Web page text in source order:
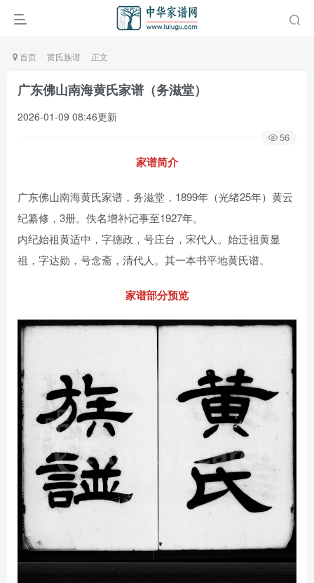
首页 黄氏族谱 正文
广东佛山南海黄氏家谱（务滋堂）
2026-01-09 08:46更新
56
家谱简介
广东佛山南海黄氏家谱，务滋堂，1899年（光绪25年）黄云
纪纂修，3册。佚名增补记事至1927年。
内纪始祖黄适中，字德政，号庄台，宋代人。始迁祖黄显
祖，字达勋，号念斋，清代人。其一本书平地黄氏谱。
家谱部分预览